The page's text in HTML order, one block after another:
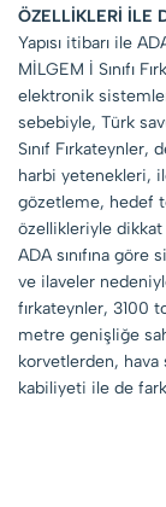
ÖZELLİKLERİ İLE
Yapısı itibarı ile
MİLGEM İ Sınıfı
elektronik
sebebiyle, Türk
Sınıf
harbi yetenekleri,
gözetleme, hedef
özellikleriyle
ADA sınıfına
ve ilaveler
fırkateynler, 3100
metre genişliğe
korvetlerden,
kabiliyeti ile de